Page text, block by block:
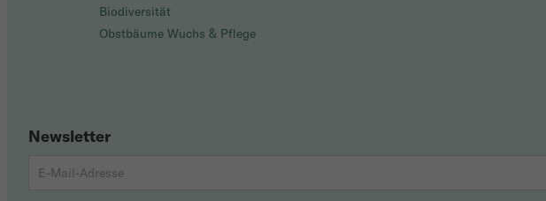
Biodiversität
Obstbäume Wuchs & Pflege
Newsletter